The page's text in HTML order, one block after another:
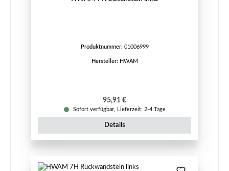
Produktnummer: 01006999
Hersteller: HWAM
Regulärer Preis:
95,91 €
Sofort verfügbar, Lieferzeit: 2-4 Tage
Details